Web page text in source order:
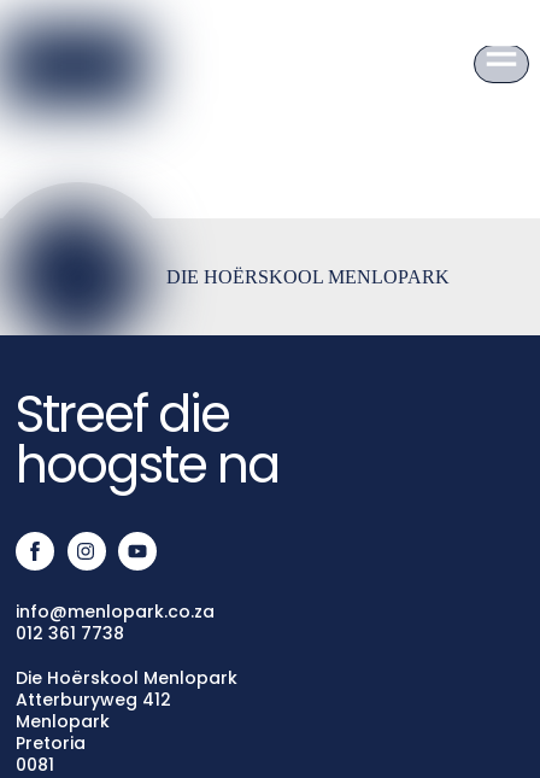
to
content
DIE HOËRSKOOL MENLOPARK
Streef die
hoogste na
info@menlopark.co.za
012 361 7738
Die Hoërskool Menlopark
Atterburyweg 412
Menlopark
Pretoria
0081